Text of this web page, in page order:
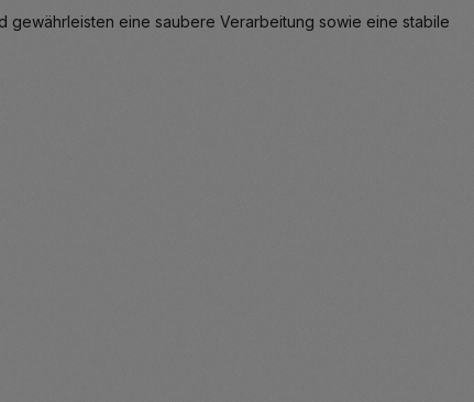
gewährleisten eine saubere Verarbeitung sowie eine stabile